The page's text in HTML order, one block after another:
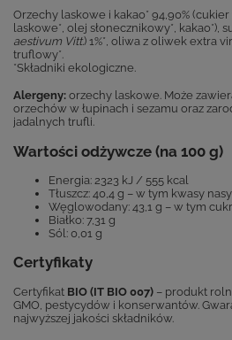
Orzechy laskowe i kakao* 94,90%
laskowe*, olej słonecznikowy*, kakao*),
aestivum Vitt.) 1%*, oliwa z oliwek extra
truflowy*.
*Składniki ekologiczne.
Alergeny: orzechy laskowe. Może
orzechów w łupinach i sezamu oraz
jadalnych trufli.
Wartości odżywcze (na 100 g)
Energia: 2323 kJ / 555 kcal
Tłuszcz: 40,4 g – w tym kwasy
Węglowodany: 43,1 g – w tym
Białko: 7,31 g
Sól: 0,01 g
Certyfikaty
Certyfikat BIO (IT BIO 007) – produkt
GMO, pestycydów i konserwantów.
najwyższej jakości składników.